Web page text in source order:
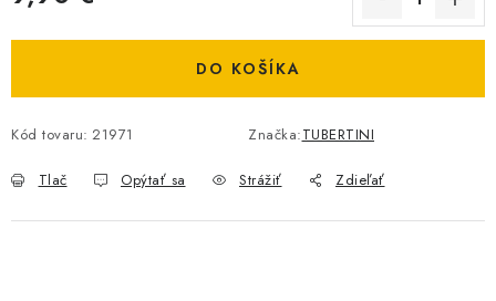
VŠEOBECNÉ NARIADENIE O BEZPEČNOSTI
PRODUKTOV (GPSR)
Doprava Navštívte našu predajňu v MARCELOVEJ »
DO KOŠÍKA
Kód tovaru: 21971 Značka:TUBERTINI
Tlač Opýtať sa Strážiť Zdieľať